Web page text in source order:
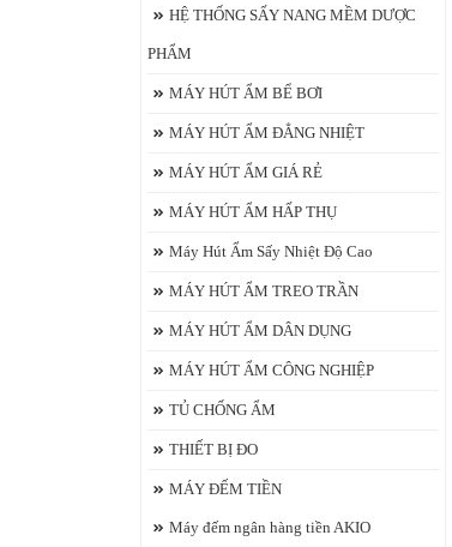
HỆ THỐNG SẤY NANG MỀM DƯỢC
PHẨM
MÁY HÚT ẨM BỂ BƠI
MÁY HÚT ẨM ĐẲNG NHIỆT
MÁY HÚT ẨM GIÁ RẺ
MÁY HÚT ẨM HẤP THỤ
Máy Hút Ẩm Sấy Nhiệt Độ Cao
MÁY HÚT ẨM TREO TRẦN
MÁY HÚT ẨM DÂN DỤNG
MÁY HÚT ẨM CÔNG NGHIỆP
TỦ CHỐNG ẨM
THIẾT BỊ ĐO
MÁY ĐẾM TIỀN
Máy đếm ngân hàng tiền AKIO